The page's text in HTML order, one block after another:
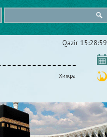
Qazіr 15:29:00
Хижра